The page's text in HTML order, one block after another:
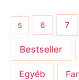
5 6 7
Bestseller
Egyéb